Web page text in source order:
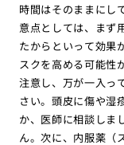
時間はそのままにし
意点としては、まず
たからといって効果
スクを高める可能性
注意し、万が一入っ
さい。頭皮に傷や湿
か、医師に相談しま
ん。次に、内服薬（